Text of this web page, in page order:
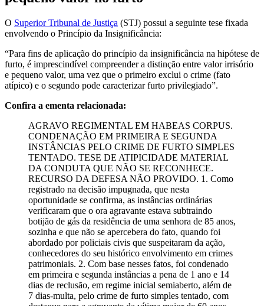
O Superior Tribunal de Justiça (STJ) possui a seguinte tese fixada
envolvendo o Princípio da Insignificância:
“Para fins de aplicação do princípio da insignificância na hipótese de
furto, é imprescindível compreender a distinção entre valor irrisório
e pequeno valor, uma vez que o primeiro exclui o crime (fato
atípico) e o segundo pode caracterizar furto privilegiado”.
Confira a ementa relacionada:
AGRAVO REGIMENTAL EM HABEAS CORPUS.
CONDENAÇÃO EM PRIMEIRA E SEGUNDA
INSTÂNCIAS PELO CRIME DE FURTO SIMPLES
TENTADO. TESE DE ATIPICIDADE MATERIAL
DA CONDUTA QUE NÃO SE RECONHECE.
RECURSO DA DEFESA NÃO PROVIDO. 1. Como
registrado na decisão impugnada, que nesta
oportunidade se confirma, as instâncias ordinárias
verificaram que o ora agravante estava subtraindo
botijão de gás da residência de uma senhora de 85 anos,
sozinha e que não se apercebera do fato, quando foi
abordado por policiais civis que suspeitaram da ação,
conhecedores do seu histórico envolvimento em crimes
patrimoniais. 2. Com base nesses fatos, foi condenado
em primeira e segunda instâncias a pena de 1 ano e 14
dias de reclusão, em regime inicial semiaberto, além de
7 dias-multa, pelo crime de furto simples tentado, com